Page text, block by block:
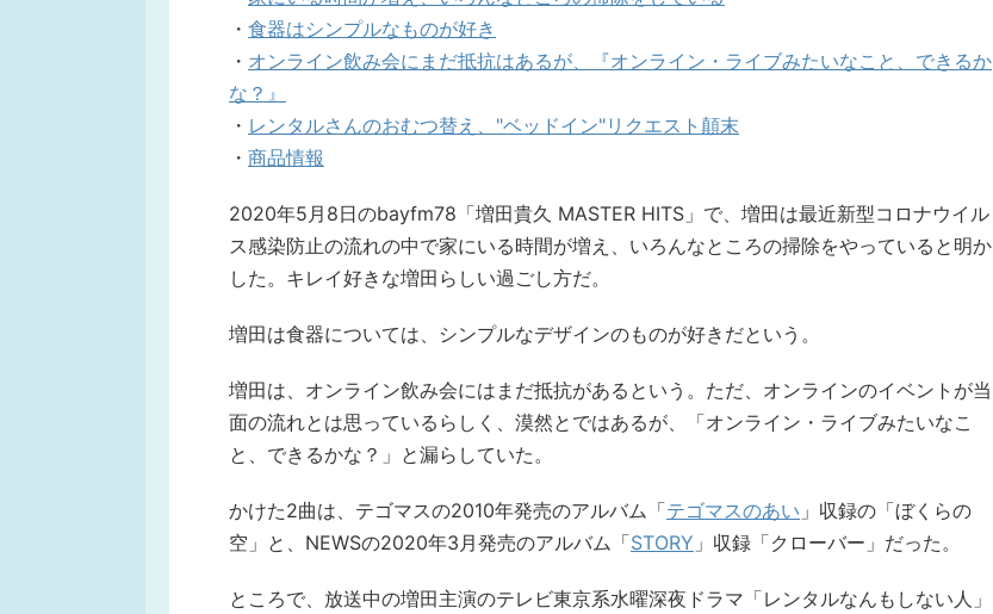
・ 食器はシンプルなものが好き
・ オンライン飲み会にまだ抵抗はあるが、『オンライン・ライブみたいなこと、できるか
な？』
・ レンタルさんのおむつ替え、"ベッドイン"リクエスト顛末
・ 商品情報
2020年5月8日のbayfm78「増田貴久 MASTER HITS」で、増田は最近新型コロナウイル
ス感染防止の流れの中で家にいる時間が増え、いろんなところの掃除をやっていると明か
した。キレイ好きな増田らしい過ごし方だ。
増田は食器については、シンプルなデザインのものが好きだという。
増田は、オンライン飲み会にはまだ抵抗があるという。ただ、オンラインのイベントが当
面の流れとは思っているらしく、漠然とではあるが、「オンライン・ライブみたいなこ
と、できるかな？」と漏らしていた。
かけた2曲は、テゴマスの2010年発売のアルバム「テゴマスのあい 」収録の「ぼくらの
空」と、NEWSの2020年3月発売のアルバム「STORY 」収録「クローバー」だった。
ところで、放送中の増田主演のテレビ東京系水曜深夜ドラマ「レンタルなんもしない人」